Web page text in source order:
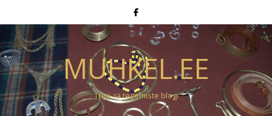
MUHKEL.EE
Tripi- ja tegemiste blogi